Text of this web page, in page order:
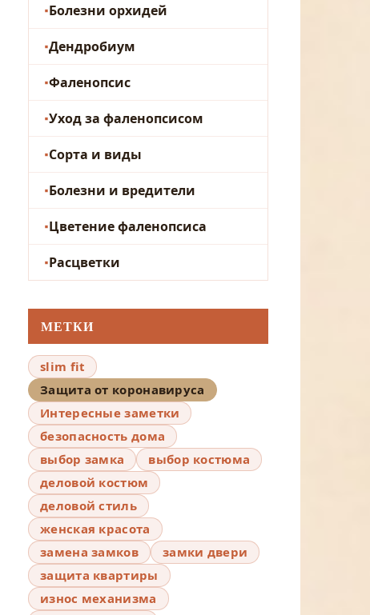
Болезни орхидей
Дендробиум
Фаленопсис
Уход за фаленопсисом
Сорта и виды
Болезни и вредители
Цветение фаленопсиса
Расцветки
МЕТКИ
slim fit
Защита от коронавируса
Интересные заметки
безопасность дома
выбор замка
выбор костюма
деловой костюм
деловой стиль
женская красота
замена замков
замки двери
защита квартиры
износ механизма